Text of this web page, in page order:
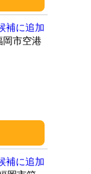
岡市空港
補に追加
補に追加